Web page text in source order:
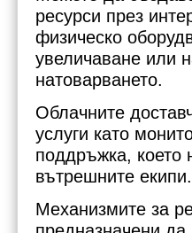
ресурси през
физическо
увеличаване или
натоварването.
Облачните
услуги като
поддръжка, което
вътрешните екипи.
Механизмите за